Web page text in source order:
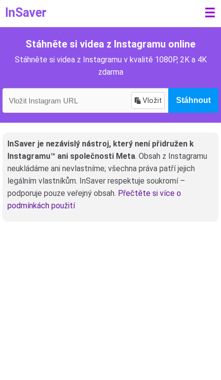
InSaver ☰
Stáhněte si videa z Instagramu online
Stáhněte si videa z Instagramu v kvalitě 1080P, 2K a 4K
zdarma
Vložit Stáhnout
InSaver je nezávislý nástroj, který není přidružen k
Instagramu™ ani společnosti Meta. Obsah z Instagramu
neukládáme ani nevlastníme; všechna práva patří jejich
legálním vlastníkům. InSaver respektuje soukromí –
podporuje pouze veřejný obsah. Přečtěte si více o
podmínkách použití